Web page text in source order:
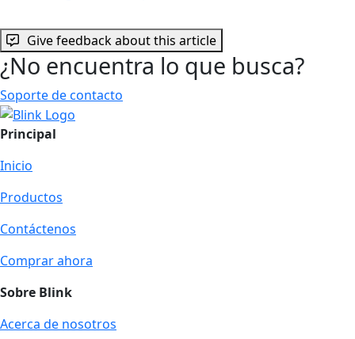
Give feedback about this article
¿No encuentra lo que busca?
Soporte de contacto
Principal
Inicio
Productos
Contáctenos
Comprar ahora
Sobre Blink
Acerca de nosotros